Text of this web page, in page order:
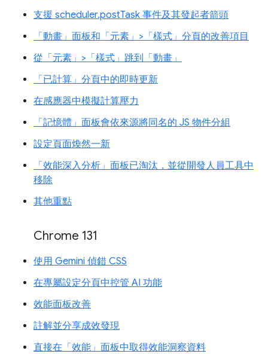
支援 scheduler.postTask 事件及其發起者箭頭
「動畫」面板和「元素」>「樣式」分頁的改善項目
從「元素」>「樣式」跳到「動畫」
「已計算」分頁中的即時更新
在感應器中模擬計算壓力
「記憶體」面板會依來源將同名的 JS 物件分組
設定頁面煥然一新
「效能深入分析」面板已淘汰，並從開發人員工具中
移除
其他重點
Chrome 131
使用 Gemini 偵錯 CSS
在專屬設定分頁中控管 AI 功能
效能面板改善
註解並分享成效發現
直接在「效能」面板中取得效能洞察資料